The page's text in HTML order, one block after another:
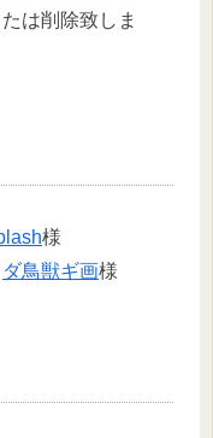
は削除致しま
様
ダ鳥獣ギ画様